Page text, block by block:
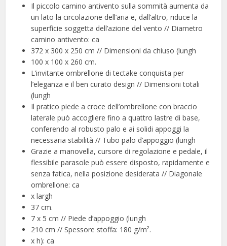
Il piccolo camino antivento sulla sommità aumenta da
un lato la circolazione dell’aria e, dall’altro, riduce la
superficie soggetta dell’azione del vento // Diametro
camino antivento: ca
372 x 300 x 250 cm // Dimensioni da chiuso (lungh
100 x 100 x 260 cm.
L’invitante ombrellone di tectake conquista per
l’eleganza e il ben curato design // Dimensioni totali
(lungh
Il pratico piede a croce dell’ombrellone con braccio
laterale può accogliere fino a quattro lastre di base,
conferendo al robusto palo e ai solidi appoggi la
necessaria stabilità // Tubo palo d’appoggio (lungh
Grazie a manovella, cursore di regolazione e pedale, il
flessibile parasole può essere disposto, rapidamente e
senza fatica, nella posizione desiderata // Diagonale
ombrellone: ca
x largh
37 cm.
7 x 5 cm // Piede d’appoggio (lungh
210 cm // Spessore stoffa: 180 g/m².
x h): ca